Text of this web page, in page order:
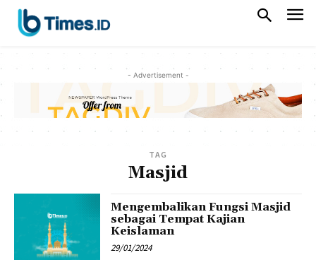
- Advertisement -
TAG
Masjid
Mengembalikan Fungsi Masjid
sebagai Tempat Kajian
Keislaman
29/01/2024